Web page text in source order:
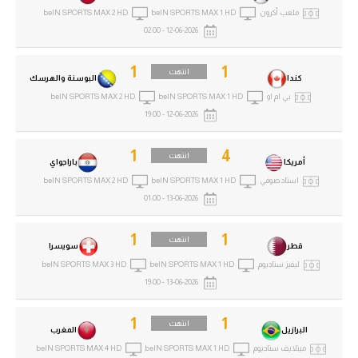
الدوري السعودي للمحترفين
دوري أبطال أوروبا
دوري أبطال إفريقيا
الكرة المصرية
الدوري المصري
منتخب مصر
البرازيل 1 انتهت
المغرب 1
ميتلايف ستاديوم beIN SPORTS MAX 1 HD
beIN SPORTS MAX 4 HD
قطر 1 انتهت
سويسرا 1
ليفيز ستاديوم beIN SPORTS MAX 1 HD
beIN SPORTS MAX 3 HD
13-06-2026 - 19:00
أمريكا 4 انتهت
باراجواي 1
استاد صوفي beIN SPORTS MAX 1 HD
beIN SPORTS MAX 2 HD
13-06-2026 - 01:00
كندا 1 انتهت
البوسنة والهرسك 1
بي ام او beIN SPORTS MAX 1 HD
beIN SPORTS MAX 2 HD
12-06-2026 - 19:00
ملعب أكرون beIN SPORTS MAX 1 HD
beIN SPORTS MAX 2 HD
12-06-2026 - 02:00